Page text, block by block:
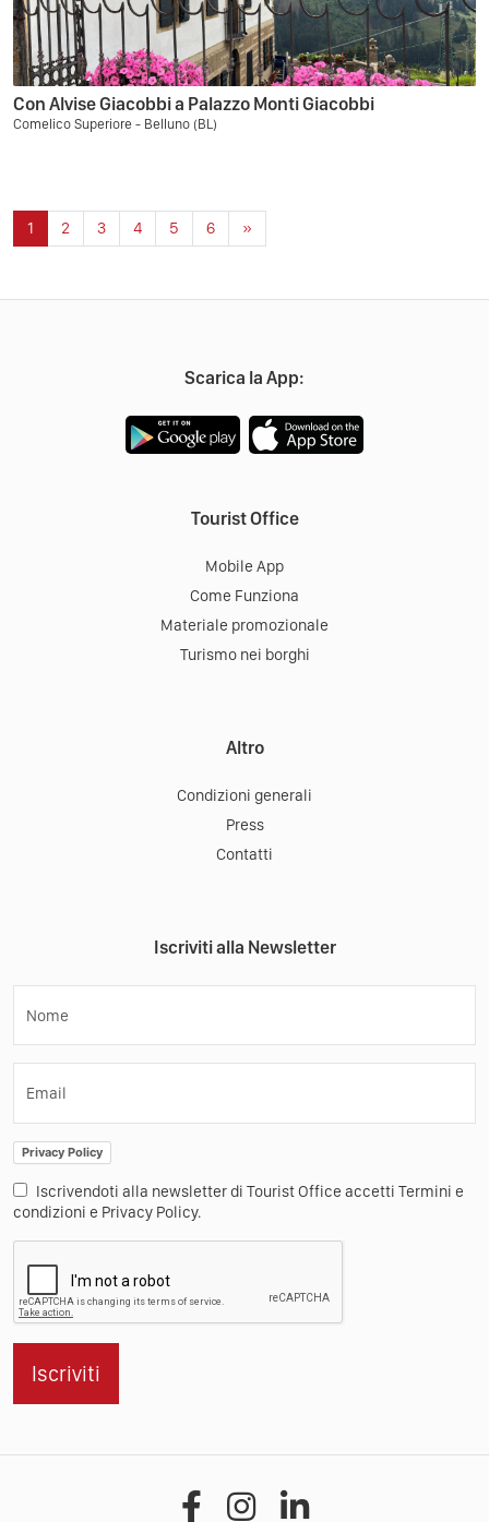
Con Alvise Giacobbi a Palazzo Monti Giacobbi
Comelico Superiore - Belluno (BL)
1 2 3 4 5 6 »
Scarica la App:
Tourist Office
Mobile App
Come Funziona
Materiale promozionale
Turismo nei borghi
Altro
Condizioni generali
Press
Contatti
Iscriviti alla Newsletter
Nome
Email
Privacy Policy
Iscrivendoti alla newsletter di Tourist Office accetti Termini e
condizioni e Privacy Policy.
Iscriviti